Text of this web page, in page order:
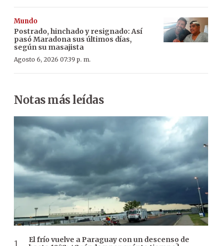
Mundo
Postrado, hinchado y resignado: Así
pasó Maradona sus últimos días,
según su masajista
Agosto 6, 2026 07:39 p. m.
Notas más leídas
El frío vuelve a Paraguay con un descenso de